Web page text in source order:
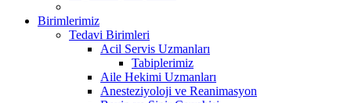
Birimlerimiz
Tedavi Birimleri
Acil Servis Uzmanları
Tabiplerimiz
Aile Hekimi Uzmanları
Anesteziyoloji ve Reanimasyon